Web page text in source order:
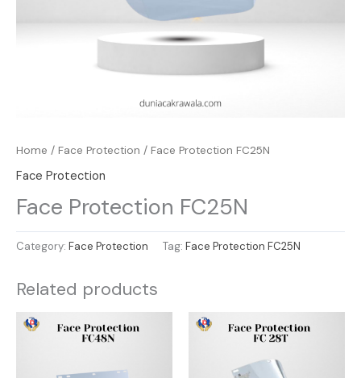
Home / Face Protection / Face Protection FC25N
Face Protection
Face Protection FC25N
Category: Face Protection Tag: Face Protection FC25N
Related products